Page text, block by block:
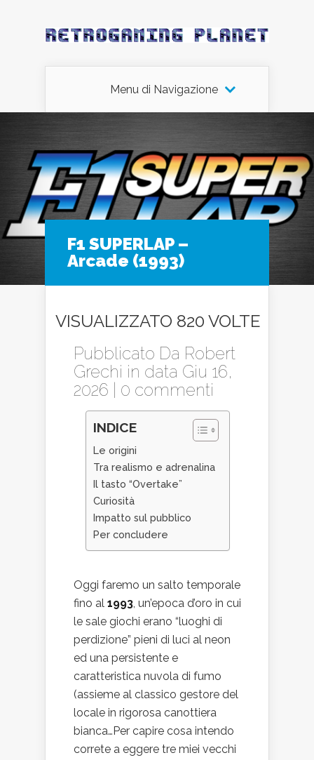
Menu di Navigazione
F1 SUPERLAP –
Arcade (1993)
VISUALIZZATO 820 VOLTE
Pubblicato Da Robert
Grechi in data Giu 16,
2026 | 0 commenti
INDICE
Le origini
Tra realismo e adrenalina
Il tasto “Overtake”
Curiosità
Impatto sul pubblico
Per concludere
Oggi faremo un salto temporale
fino al 1993, un’epoca d’oro in cui
le sale giochi erano “luoghi di
perdizione” pieni di luci al neon
ed una persistente e
caratteristica nuvola di fumo
(assieme al classico gestore del
locale in rigorosa canottiera
bianca…Per capire cosa intendo
correte a eggere tre miei vecchi